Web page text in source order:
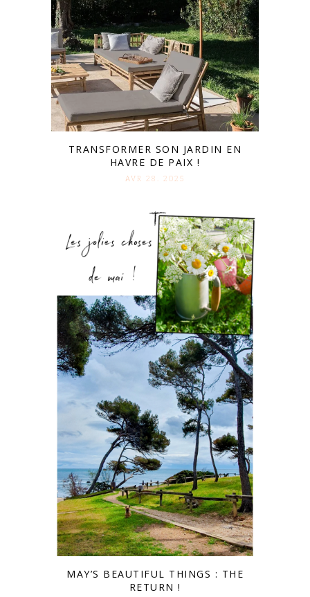
TRANSFORMER SON JARDIN EN
HAVRE DE PAIX !
AVR 28. 2025
MAY’S BEAUTIFUL THINGS : THE
RETURN !